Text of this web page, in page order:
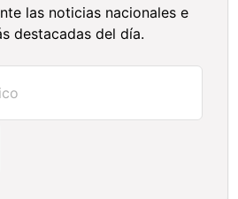
las noticias nacionales e
destacadas del día.